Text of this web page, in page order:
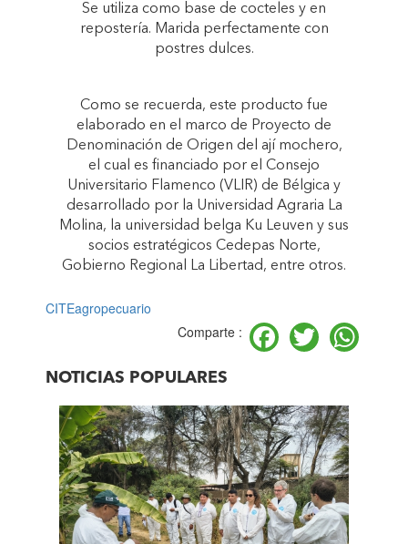
Se utiliza como base de cocteles y en
repostería. Marida perfectamente con
postres dulces.
Como se recuerda, este producto fue
elaborado en el marco de Proyecto de
Denominación de Origen del ají mochero,
el cual es financiado por el Consejo
Universitario Flamenco (VLIR) de Bélgica y
desarrollado por la Universidad Agraria La
Molina, la universidad belga Ku Leuven y sus
socios estratégicos Cedepas Norte,
Gobierno Regional La Libertad, entre otros.
CITEagropecuario
Comparte :
Facebook
Twitter
NOTICIAS POPULARES